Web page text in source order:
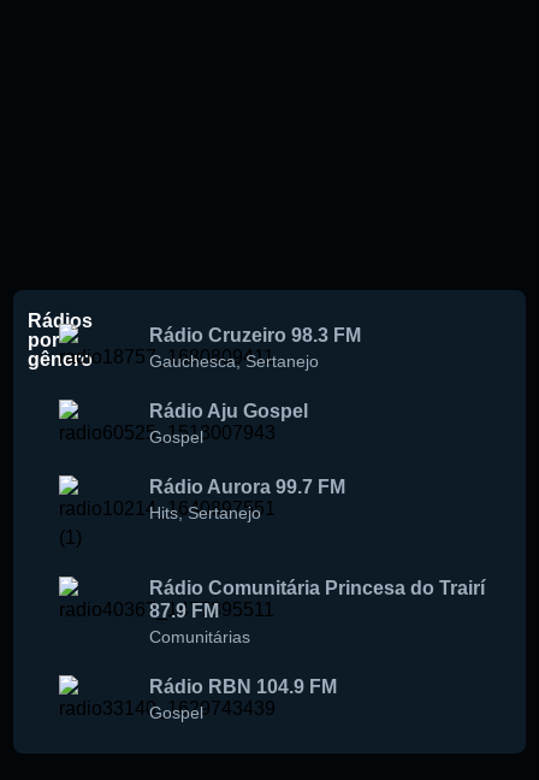
Rádios
por
gênero
Rádio Cruzeiro 98.3 FM
Gauchesca,Sertanejo
Rádio Aju Gospel
Gospel
Rádio Aurora 99.7 FM
Hits,Sertanejo
Rádio Comunitária Princesa do Trairí
87.9 FM
Comunitárias
Rádio RBN 104.9 FM
Gospel